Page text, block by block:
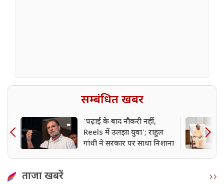
सम्बंधित खबर
'पढ़ाई के बाद नौकरी नहीं,
Reels में उलझा युवा'; राहुल
गांधी ने सरकार पर साधा निशाना
ताजा खबरें